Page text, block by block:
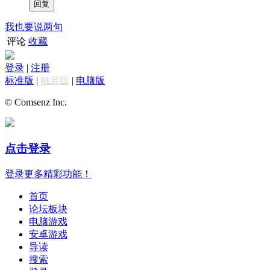
我也要说两句
评论 收藏
登录 | 注册
标准版 | 触屏版 | 电脑版
© Comsenz Inc.
点击登录
登录更多精彩功能！
首页
论坛板块
电脑游戏
安卓游戏
导读
搜索